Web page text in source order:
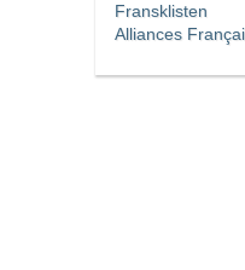
Fransklisten
Alliances